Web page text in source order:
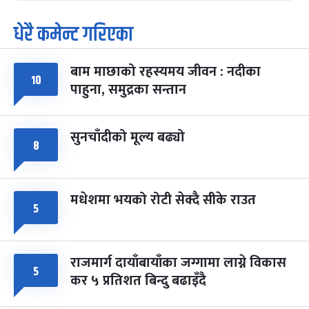
७
आइत
पूर्णिमा व्रत
चैत्र ७, २०८३-Mar 21, 2027
८ फागुपूर्णिमा
चैत्र ८, २०८३-Mar 22, 2027
७ महिना बाँकी
धेरै कमेन्ट गरिएका
१० बाम माछाको रहस्यमय जीवन : नदीका
पाहुना, समुद्रका सन्तान
८ सुनचाँदीको मूल्य बढ्यो
५ मधेशमा भयको रोटी सेक्दै सीके राउत
५ राजमार्ग दायाँबायाँका जग्गामा लाग्ने विकास
कर ५ प्रतिशत बिन्दु बढाइँदै